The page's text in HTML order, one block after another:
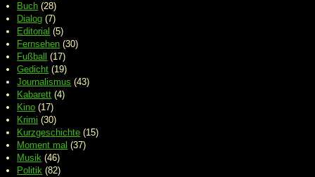
Buch (28)
Dialog (7)
Editorial (5)
Fernsehen (30)
Fußball (17)
Gedicht (19)
Journalismus (43)
Kabarett (4)
Kino (17)
Krimi (30)
Kurzgeschichte (15)
Moment mal (37)
Musik (46)
Politik (82)